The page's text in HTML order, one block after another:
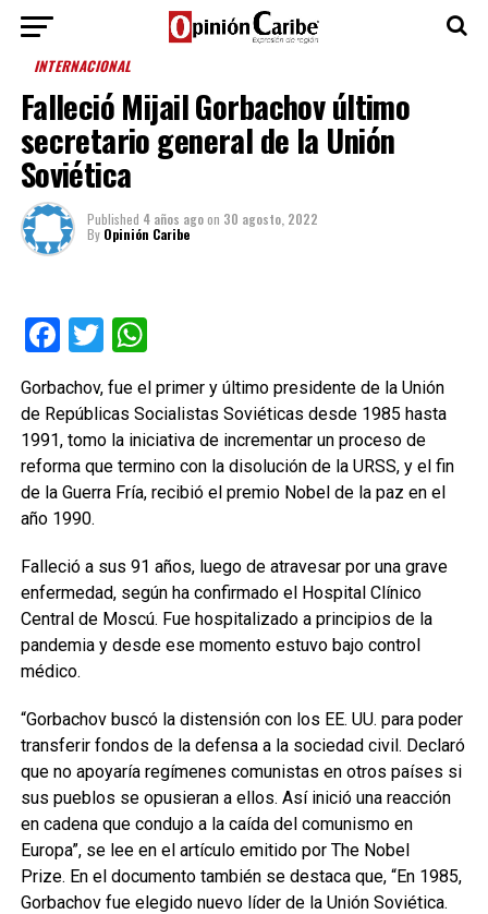
INTERNACIONAL
Falleció Mijail Gorbachov último
secretario general de la Unión
Soviética
Published 4 años agoon 30 agosto, 2022
By Opinión Caribe
Facebook
TwitterWhatsApp
Gorbachov, fue el primer y último presidente de la Unión
de Repúblicas Socialistas Soviéticas desde 1985 hasta
1991, tomo la iniciativa de incrementar un proceso de
reforma que termino con la disolución de la URSS, y el fin
de la Guerra Fría, recibió el premio Nobel de la paz en el
año 1990.
Falleció a sus 91 años, luego de atravesar por una grave
enfermedad, según ha confirmado el Hospital Clínico
Central de Moscú. Fue hospitalizado a principios de la
pandemia y desde ese momento estuvo bajo control
médico.
“Gorbachov buscó la distensión con los EE. UU. para poder
transferir fondos de la defensa a la sociedad civil. Declaró
que no apoyaría regímenes comunistas en otros países si
sus pueblos se opusieran a ellos. Así inició una reacción
en cadena que condujo a la caída del comunismo en
Europa”, se lee en el artículo emitido por The Nobel
Prize. En el documento también se destaca que, “En 1985,
Gorbachov fue elegido nuevo líder de la Unión Soviética.